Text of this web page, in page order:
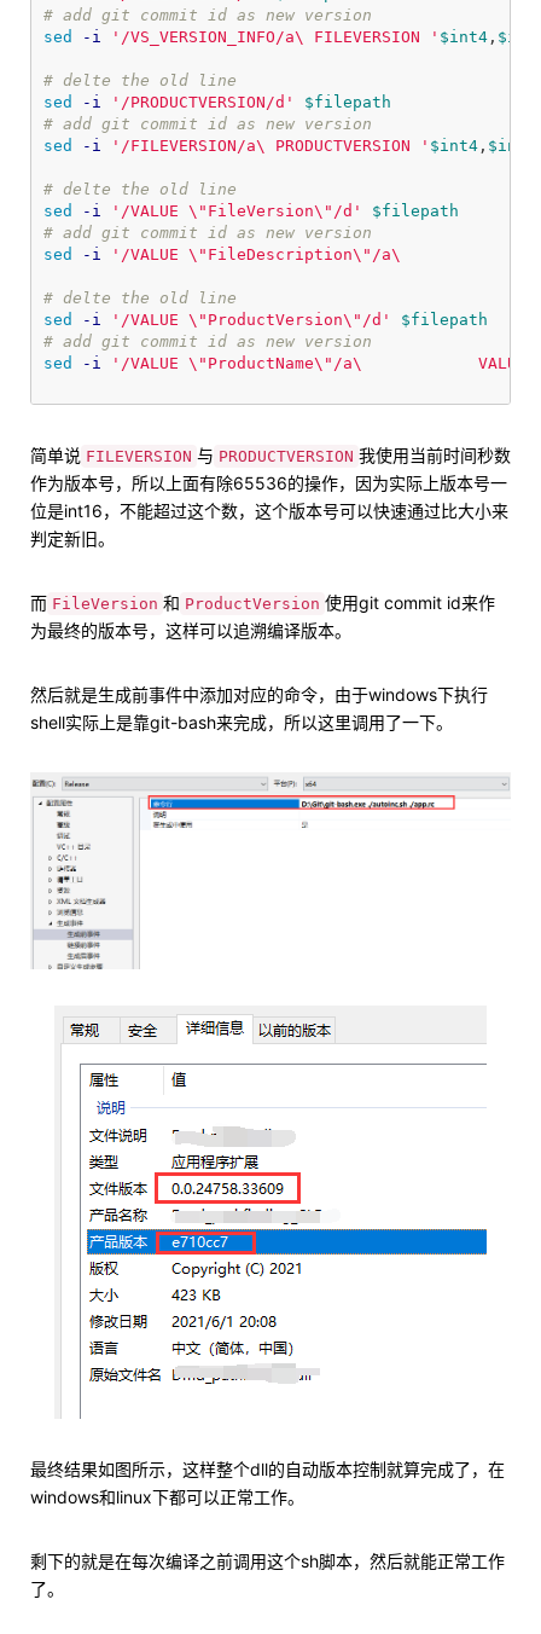
# add git commit id as new version
sed
-i '/VS_VERSION_INFO/a\ FILEVERSION ' $int4 ,
# delte the old line
sed
-i '/PRODUCTVERSION/d'
$filepath
# add git commit id as new version
sed
-i '/FILEVERSION/a\ PRODUCTVERSION ' $int4 , $int3
# delte the old line
sed
-i '/VALUE \"FileVersion\"/d'
$filepath
# add git commit id as new version
sed
-i '/VALUE \"FileDescription\"/a\
# delte the old line
sed
-i '/VALUE \"ProductVersion\"/d'
$filepath
# add git commit id as new version
sed
-i '/VALUE \"ProductName\"/a\
简单说 FILEVERSION 与 PRODUCTVERSION 我使用当前时间秒数
作为版本号，所以上面有除65536的操作，因为实际上版本号一
位是int16，不能超过这个数，这个版本号可以快速通过比大小来
判定新旧。
而 FileVersion 和 ProductVersion 使用git commit id来作
为最终的版本号，这样可以追溯编译版本。
然后就是生成前事件中添加对应的命令，由于windows下执行
shell实际上是靠git-bash来完成，所以这里调用了一下。
最终结果如图所示，这样整个dll的自动版本控制就算完成了，在
windows和linux下都可以正常工作。
剩下的就是在每次编译之前调用这个sh脚本，然后就能正常工作
了。